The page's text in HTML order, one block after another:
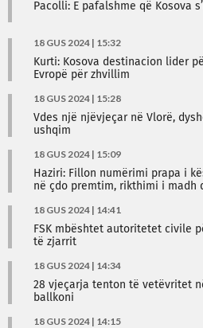
Pacolli: E pafalshme që Kosova
18 GUS 2024 | 15:32
Kurti: Kosova destinacion lider
Evropë për zhvillim
18 GUS 2024 | 15:28
Vdes një njëvjeçar në Vlorë,
ushqim
18 GUS 2024 | 15:09
Haziri: Fillon numërimi prapa i
në çdo premtim, rikthimi i madh
18 GUS 2024 | 14:41
FSK mbështet autoritetet civile
të zjarrit
18 GUS 2024 | 14:34
28 vjeçarja tenton të vetëvritet
ballkoni
18 GUS 2024 | 14:15